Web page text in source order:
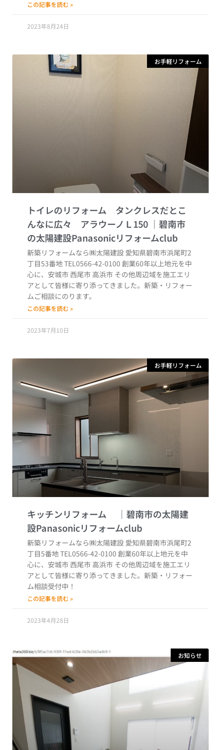
この記事を読む »
2023年8月24日
お手軽リフォーム
トイレのリフォーム タンクレスだとこ
んなに広々 アラウーノＬ150
新築リフォームなら㈱太陽建設 愛知県碧南市浜尾町2
丁目53番地 TEL0566-42-0100 創業60年以上地元を中
心に、安城市 西尾市 高浜市 その他周辺域を施工エリ
アとして皆様に寄り添ってきました。新築・リフォー
ムご相談にのります。
この記事を読む »
2023年7月10日
お手軽リフォーム
キッチンリフォーム
新築リフォームなら㈱太陽建設 愛知県碧南市浜尾町2
丁目5番地 TEL0566-42-0100 創業60年以上地元を中
心に、安城市 西尾市 高浜市 その他周辺域を施工エリ
アとして皆様に寄り添ってきました。新築・リフォー
ム相談受付中！
この記事を読む »
2023年4月28日
お知らせ